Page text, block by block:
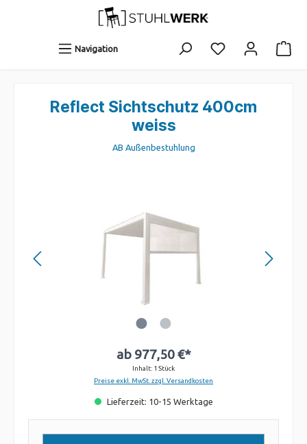
Navigation
Reflect Sichtschutz 400cm
weiss
AB Außenbestuhlung
ab 977,50 €*
Inhalt: 1 Stück
Preise exkl. MwSt. zzgl. Versandkosten
Lieferzeit: 10-15 Werktage